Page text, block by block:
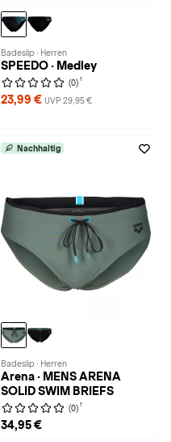
Badeslip · Herren
SPEEDO · Medley
(0) 1
23,99 € UVP 29,95 €
Nachhaltig
Badeslip · Herren
Arena · MENS ARENA
SOLID SWIM BRIEFS
(0) 1
34,95 €